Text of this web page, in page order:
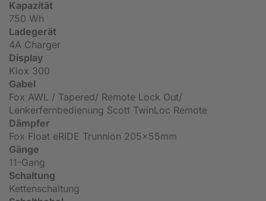
Kapazität
750 Wh
Ladegerät
4A Charger
Display
Kiox 300
Gabel
Fox AWL / Tapered/ Remote Lock Out/
Lenkerfernbedienung Scott TwinLoc Remote
Dämpfer
Fox Float eRIDE Trunnion 205x55mm
Gänge
11-Gang
Schaltung
Kettenschaltung